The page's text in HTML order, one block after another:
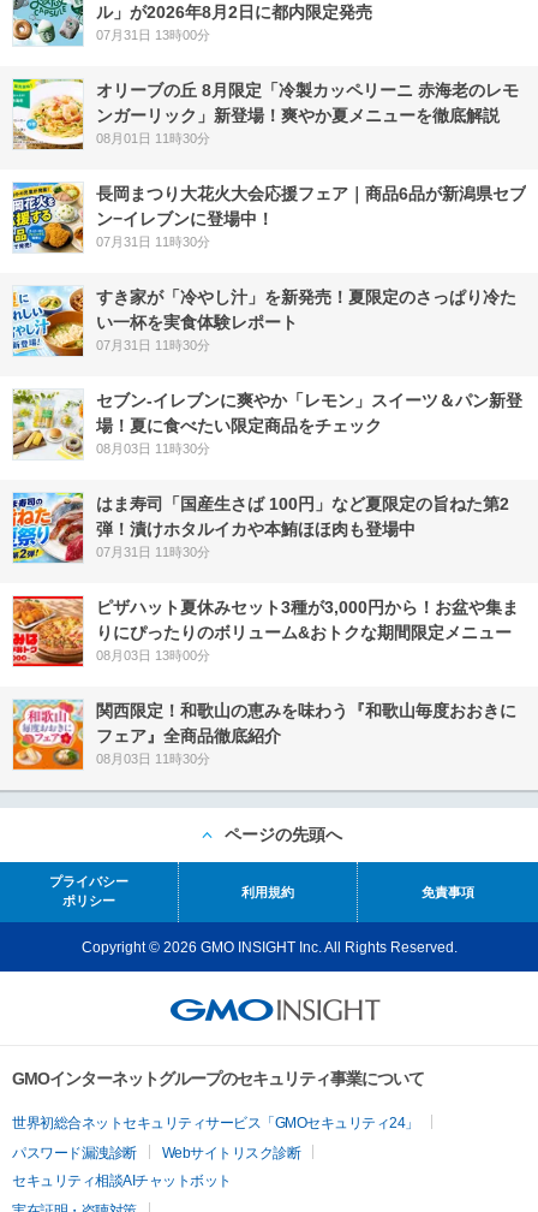
ル」が2026年8月2日に都内限定発売
07月31日 13時00分
オリーブの丘 8月限定「冷製カッペリーニ 赤海老のレモ
ンガーリック」新登場！爽やか夏メニューを徹底解説
08月01日 11時30分
長岡まつり大花火大会応援フェア｜商品6品が新潟県セブ
ン−イレブンに登場中！
07月31日 11時30分
すき家が「冷やし汁」を新発売！夏限定のさっぱり冷た
い一杯を実食体験レポート
07月31日 11時30分
セブン‐イレブンに爽やか「レモン」スイーツ＆パン新登
場！夏に食べたい限定商品をチェック
08月03日 11時30分
はま寿司「国産生さば 100円」など夏限定の旨ねた第2
弾！漬けホタルイカや本鮪ほほ肉も登場中
07月31日 11時30分
ピザハット夏休みセット3種が3,000円から！お盆や集ま
りにぴったりのボリューム&おトクな期間限定メニュー
08月03日 13時00分
関西限定！和歌山の恵みを味わう『和歌山毎度おおきに
フェア』全商品徹底紹介
08月03日 11時30分
ページの先頭へ
プライバシー
ポリシー
利用規約 免責事項
Copyright © 2026 GMO INSIGHT Inc. All Rights Reserved.
GMOインターネットグループのセキュリティ事業について
世界初総合ネットセキュリティサービス「GMOセキュリティ24」
パスワード漏洩診断
Webサイトリスク診断
セキュリティ相談AIチャットボット